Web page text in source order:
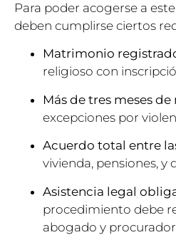
Para poder acogerse a
deben cumplirse ciertos
Matrimonio
religioso con
Más de tres meses
excepciones por
Acuerdo total entre
vivienda, pensiones, y
Asistencia legal
procedimiento debe
abogado y